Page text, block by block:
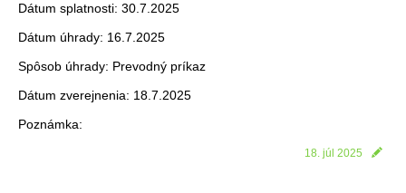
Dátum splatnosti: 30.7.2025
Dátum úhrady: 16.7.2025
Spôsob úhrady: Prevodný príkaz
Dátum zverejnenia: 18.7.2025
Poznámka:
18. júl 2025